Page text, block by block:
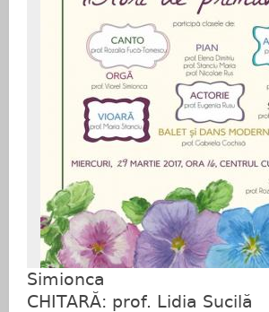
Simionca
CHITARĂ: prof. Lidia Sucilă